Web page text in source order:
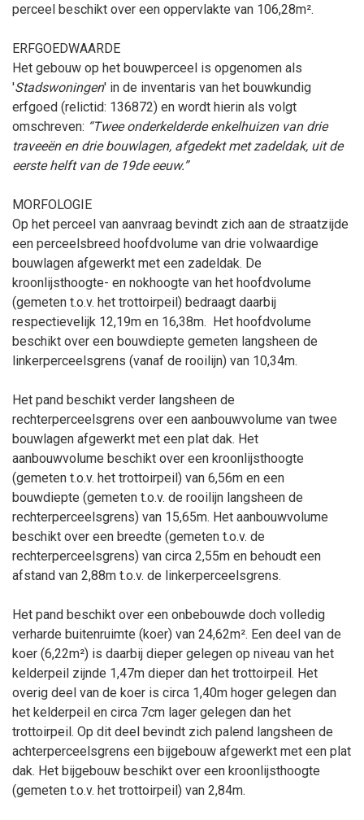
perceel beschikt over een oppervlakte van 106,28m².
ERFGOEDWAARDE
Het gebouw op het bouwperceel is opgenomen als
'Stadswoningen' in de inventaris van het bouwkundig
erfgoed (relictid: 136872) en wordt hierin als volgt
omschreven: “Twee onderkelderde enkelhuizen van drie
traveeën en drie bouwlagen, afgedekt met zadeldak, uit de
eerste helft van de 19de eeuw.”
MORFOLOGIE
Op het perceel van aanvraag bevindt zich aan de straatzijde
een perceelsbreed hoofdvolume van drie volwaardige
bouwlagen afgewerkt met een zadeldak. De
kroonlijsthoogte- en nokhoogte van het hoofdvolume
(gemeten t.o.v. het trottoirpeil) bedraagt daarbij
respectievelijk 12,19m en 16,38m.
Het hoofdvolume
beschikt over een bouwdiepte gemeten langsheen de
linkerperceelsgrens (vanaf de rooilijn) van 10,34m.
Het pand beschikt verder langsheen de
rechterperceelsgrens over een aanbouwvolume van twee
bouwlagen afgewerkt met een plat dak. Het
aanbouwvolume beschikt over een kroonlijsthoogte
(gemeten t.o.v. het trottoirpeil) van 6,56m en een
bouwdiepte (gemeten t.o.v. de rooilijn langsheen de
rechterperceelsgrens) van 15,65m. Het aanbouwvolume
beschikt over een breedte (gemeten t.o.v. de
rechterperceelsgrens) van circa 2,55m en behoudt een
afstand van 2,88m t.o.v. de linkerperceelsgrens.
Het pand beschikt over een onbebouwde doch volledig
verharde buitenruimte (koer) van 24,62m². Een deel van de
koer (6,22m²) is daarbij dieper gelegen op niveau van het
kelderpeil zijnde 1,47m dieper dan het trottoirpeil. Het
overig deel van de koer is circa 1,40m hoger gelegen dan
het kelderpeil en circa 7cm lager gelegen dan het
trottoirpeil. Op dit deel bevindt zich palend langsheen de
achterperceelsgrens een bijgebouw afgewerkt met een plat
dak. Het bijgebouw beschikt over een kroonlijsthoogte
(gemeten t.o.v. het trottoirpeil) van 2,84m.